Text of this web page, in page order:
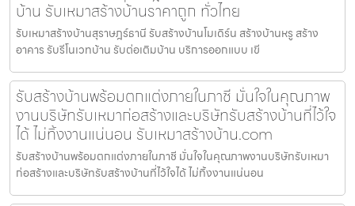
บ้าน รับเหมาสร้างบ้านราคาถูก ทั่วไทย
รับเหมาสร้างบ้านสุราษฎร์ธานี รับสร้างบ้านโมเดิร์น สร้างบ้านหรู สร้าง
อาคาร รับรีโนเวทบ้าน รับต่อเติมบ้าน บริการออกแบบ เขี
รับสร้างบ้านพร้อมตกแต่งภายในภาชี มั่นใจในคุณภาพ
งานบริษัทรับเหมาก่อสร้างและบริษัทรับสร้างบ้านที่ไว้ใจ
ได้ ไม่ทิ้งงานแน่นอน รับเหมาสร้างบ้าน.com
รับสร้างบ้านพร้อมตกแต่งภายในภาชี มั่นใจในคุณภาพงานบริษัทรับเหมา
ก่อสร้างและบริษัทรับสร้างบ้านที่ไว้ใจได้ ไม่ทิ้งงานแน่นอน